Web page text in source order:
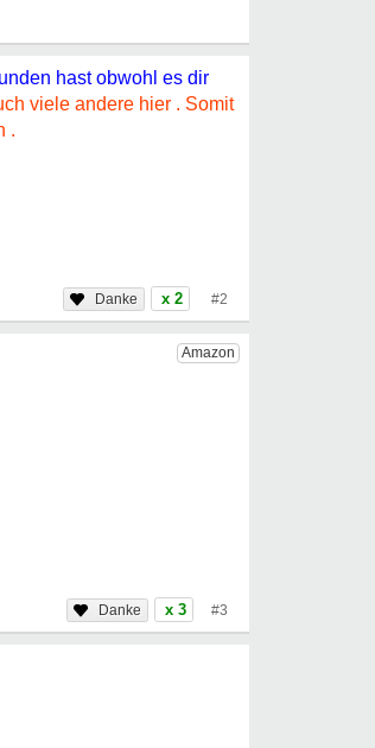
hast obwohl es dir
viele andere hier . Somit
.
x 2 #2
x 3 #3